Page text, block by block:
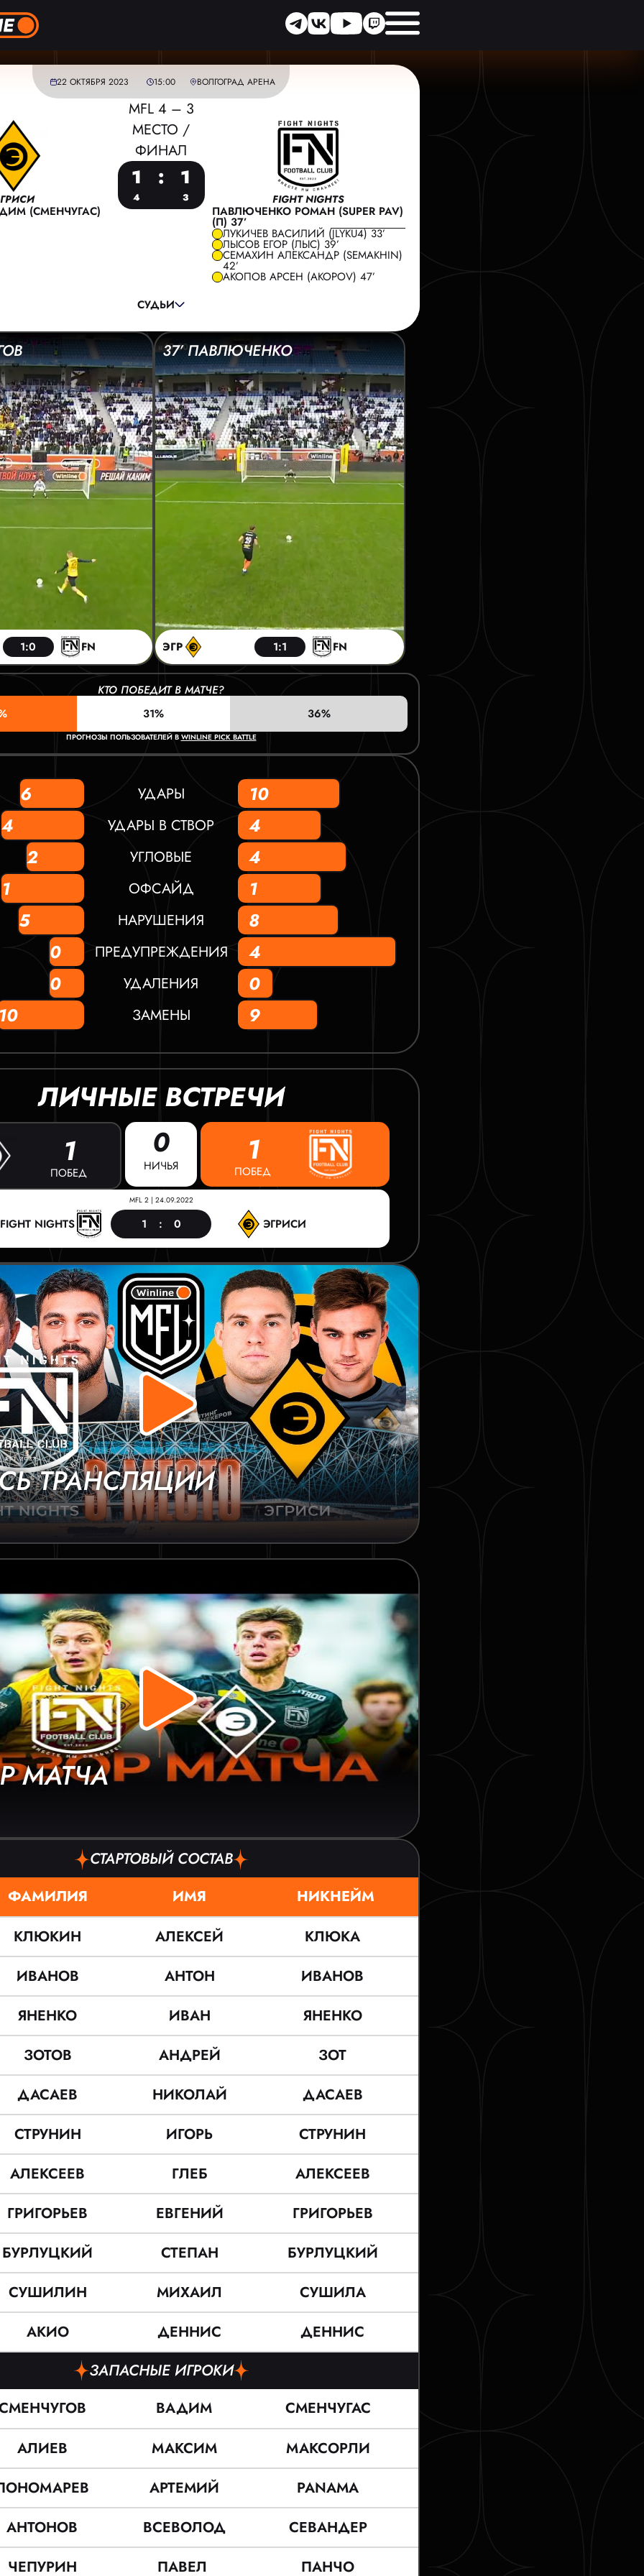
22 ОКТЯБРЯ 2023 15:00 ВОЛГОГРАД АРЕНА
(СМЕНЧУГАС)
MFL 4 – 3
МЕСТО /
ФИНАЛ
4
1 : 1
3
СУДЬИ
ПАВЛЮЧЕНКО РОМАН (SUPER PAV)
(П) 37’
ЛУКИЧЕВ ВАСИЛИЙ (JLYKU4) 33’
ЛЫСОВ ЕГОР (ЛЫС) 39’
СЕМАХИН АЛЕКСАНДР (SEMAKHIN)
42’
АКОПОВ АРСЕН (AKOPOV) 47’
FIGHT NIGHTS
СМИРНОВ ПАВЕЛ
ФИЛИМОНОВ АЛЕКСАНДР
РЕЗЕРВНЫЙ СУДЬЯ:ТРИШИН ИЛЬЯ
1:0 FN
37’ ПАВЛЮЧЕНКО
ЭГР 1:1 FN
КТО ПОБЕДИТ В МАТЧЕ?
31% 36%
ПРОГНОЗЫ ПОЛЬЗОВАТЕЛЕЙ В WINLINE PICK BATTLE
6 УДАРЫ
10
4
УДАРЫ В СТВОР
4
2
УГЛОВЫЕ
4
1
ОФСАЙД
1
5
НАРУШЕНИЯ
8
0
ПРЕДУПРЕЖДЕНИЯ
4
0
УДАЛЕНИЯ
0
ЗАМЕНЫ 9
ЛИЧНЫЕ ВСТРЕЧИ
1
ПОБЕД
0
НИЧЬЯ 1
ПОБЕД
MFL 2 | 24.09.2022
FIGHT NIGHTS 1 : 0 ЭГРИСИ
ТРАНСЛЯЦИИ
МАТЧА
СТАРТОВЫЙ СОСТАВ
ФАМИЛИЯ ИМЯ
НИКНЕЙМ
КЛЮКИН
АЛЕКСЕЙ
КЛЮКА
ИВАНОВ
АНТОН
ИВАНОВ
ЯНЕНКО
ИВАН
ЯНЕНКО
ЗОТОВ
АНДРЕЙ
ЗОТ
ДАСАЕВ
НИКОЛАЙ
ДАСАЕВ
СТРУНИН
ИГОРЬ
СТРУНИН
АЛЕКСЕЕВ
ГЛЕБ
АЛЕКСЕЕВ
ГРИГОРЬЕВ
ЕВГЕНИЙ
ГРИГОРЬЕВ
БУРЛУЦКИЙ
СТЕПАН
БУРЛУЦКИЙ
СУШИЛИН
МИХАИЛ
СУШИЛА
АКИО
ДЕННИС ДЕННИС
ЗАПАСНЫЕ ИГРОКИ
ВАДИМ
СМЕНЧУГАС
АЛИЕВ
МАКСИМ
МАКСОРЛИ
АРТЕМИЙ
PANAMA
АНТОНОВ
ВСЕВОЛОД
СЕВАНДЕР
ЧЕПУРИН
ПАВЕЛ ПАНЧО